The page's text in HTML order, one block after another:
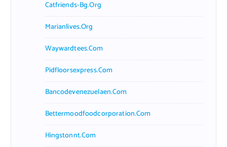
Catfriends-Bg.org
Marianlives.org
Waywardtees.com
Pidfloorsexpress.com
Bancodevenezuelaen.com
Bettermoodfoodcorporation.com
Hingstonnt.com